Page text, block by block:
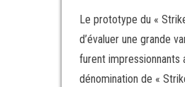
Le prototype du «
d’évaluer une grande
furent impressionnants
dénomination de «